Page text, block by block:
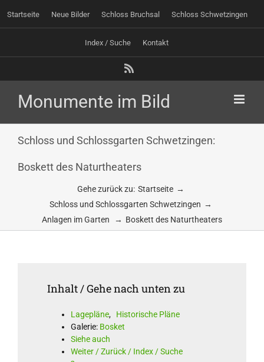
Inhalt
springen
Startseite Neue Bilder Schloss Bruchsal Schloss Schwetzingen
Index / Suche Kontakt
Schloss und Schlossgarten Schwetzingen:
Boskett des Naturtheaters
Gehe zurück zu: Startseite
Schloss und Schlossgarten Schwetzingen
Anlagen im Garten
Boskett des Naturtheaters
Inhalt / Gehe nach unten zu
Lagepläne, Historische Pläne
Galerie: Bosket
Siehe auch
Weiter / Zurück / Index / Suche